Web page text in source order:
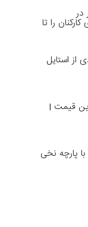
را تا
از استایل
با بهترین قیمت |
پارچه نخی